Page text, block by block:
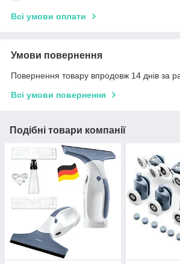
Всі умови оплати
Умови повернення
Повернення товару впродовж 14 днів за
Всі умови повернення
Подібні товари компанії